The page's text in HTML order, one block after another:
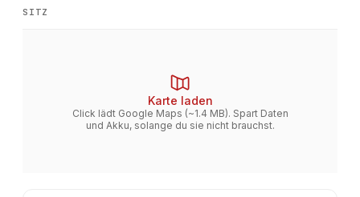
SITZ
Karte laden
Click lädt Google Maps (~1.4 MB). Spart Daten
und Akku, solange du sie nicht brauchst.